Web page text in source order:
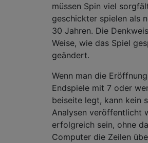
müssen Spin viel
geschickter spielen als
30 Jahren. Die
Weise, wie das Spiel
geändert.
Wenn man die
Endspiele mit 7 oder
beiseite legt, kann kein
Analysen veröffentlicht
erfolgreich sein, ohne
Computer die Zeilen